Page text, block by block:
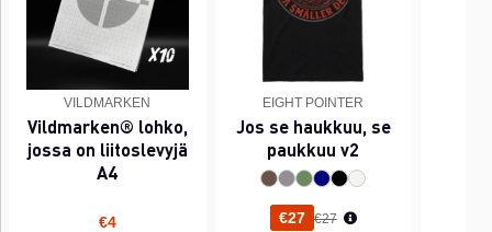
VILDMARKEN
Vildmarken® lohko,
jossa on liitoslevyjä
A4
€4
EIGHT POINTER
Jos se haukkuu, se
paukkuu v2
€27 Normaali hinta
€27